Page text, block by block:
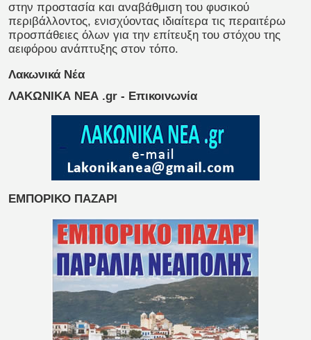
στην προστασία και αναβάθμιση του φυσικού
περιβάλλοντος, ενισχύοντας ιδιαίτερα τις περαιτέρω
προσπάθειες όλων για την επίτευξη του στόχου της
αειφόρου ανάπτυξης στον τόπο.
Λακωνικά Νέα
ΛΑΚΩΝΙΚΑ ΝΕΑ .gr - Επικοινωνία
ΕΜΠΟΡΙΚΟ ΠΑΖΑΡΙ